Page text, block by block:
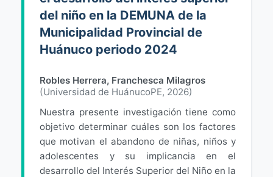
del niño en la DEMUNA de la
Municipalidad Provincial de
Huánuco periodo 2024
Robles Herrera, Franchesca Milagros
(Universidad de HuánucoPE, 2026)
Nuestra presente investigación tiene como
objetivo determinar cuáles son los factores
que motivan el abandono de niñas, niños y
adolescentes y su implicancia en el
desarrollo del Interés Superior del Niño en la